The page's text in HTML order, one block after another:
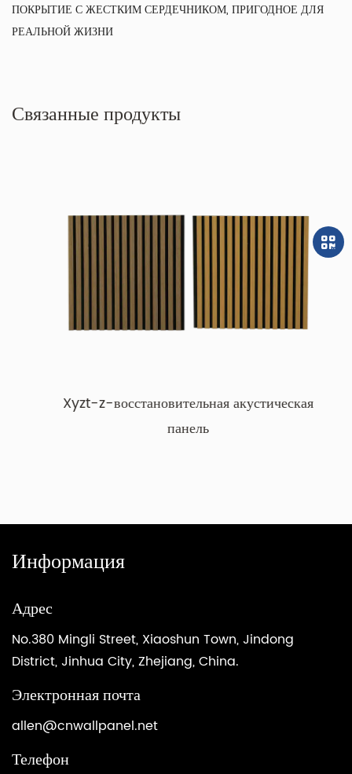
ПОКРЫТИЕ С ЖЕСТКИМ СЕРДЕЧНИКОМ, ПРИГОДНОЕ ДЛЯ
РЕАЛЬНОЙ ЖИЗНИ
Связанные продукты
Xyzt-z-восстановительная акустическая
панель
Информация
Адрес
No.380 Mingli Street, Xiaoshun Town, Jindong
District, Jinhua City, Zhejiang, China.
Электронная почта
allen@cnwallpanel.net
Телефон